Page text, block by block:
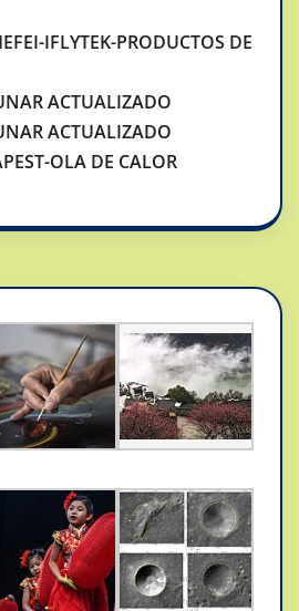
IFLYTEK-PRODUCTOS DE
ACTUALIZADO
ACTUALIZADO
OLA DE CALOR